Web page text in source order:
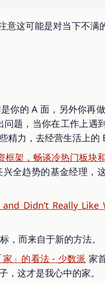
这可能是对当下不满
你的 A 面，另外你再
题，当你在工作上遇
力，去经营生活上的
架，畅谈冷热门板块
全趋势的基金经理，
Didn’t Really
，而来自于新的方法。
」的看法 - 少数派 家
这才是我心中的家。